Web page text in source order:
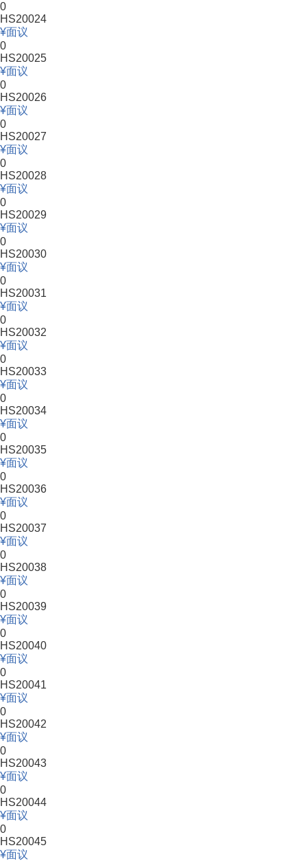
0
HS20024
面议
0
HS20025
面议
0
HS20026
面议
0
HS20027
面议
0
HS20028
面议
0
HS20029
面议
0
HS20030
面议
0
HS20031
面议
0
HS20032
面议
0
HS20033
面议
0
HS20034
面议
0
HS20035
面议
0
HS20036
面议
0
HS20037
面议
0
HS20038
面议
0
HS20039
面议
0
HS20040
面议
0
HS20041
面议
0
HS20042
面议
0
HS20043
面议
0
HS20044
面议
0
HS20045
面议